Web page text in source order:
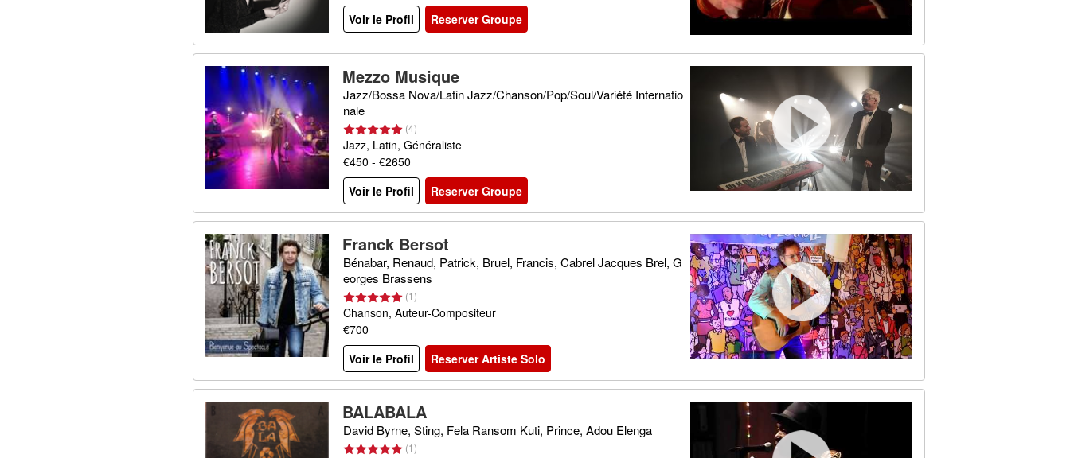
Voir le Profil
Reserver Groupe
Mezzo Musique
Jazz/Bossa Nova/Latin Jazz/Chanson/Pop/Soul/Variété Internatio
nale
(4)
Jazz, Latin, Généraliste
€450 - €2650
Voir le Profil
Reserver Groupe
Franck Bersot
Bénabar, Renaud, Patrick, Bruel, Francis, Cabrel Jacques Brel, G
eorges Brassens
(1)
Chanson, Auteur-Compositeur
€700
Voir le Profil
Reserver Artiste Solo
BALABALA
David Byrne, Sting, Fela Ransom Kuti, Prince, Adou Elenga
(1)